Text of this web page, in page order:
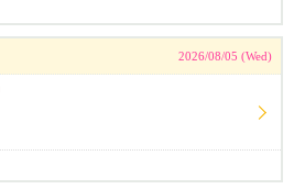
2026/08/05 (Wed)